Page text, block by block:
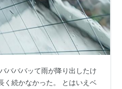
バババッて雨が降り出したけ
く続かなかった。 とはいえベ